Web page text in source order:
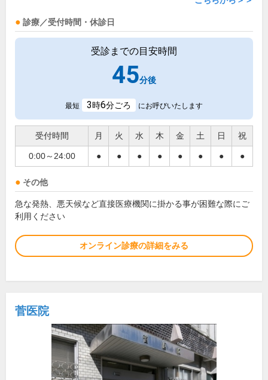
診療／受付時間・休診日
受診までの目安時間
45分後
最短 3時6分ごろ にお呼びいたします
受付時間 月 火 水 木 金 土 日 祝
0:00～24:00 ● ● ● ● ● ● ● ●
その他
急な発熱、悪天候など直接医療機関に掛かる事が困難な際にご
利用ください
オンライン診療の詳細をみる
菅医院